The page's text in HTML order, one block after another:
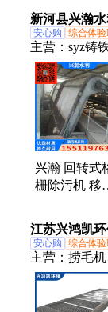
度高 运行稳
可靠
新河县兴瀚
安心购 综合体验
主营： syz铸
栅、机闸一
合闸门、电
门、玻璃钢
兴瀚 回转式
栅除污机 移
道专业
江苏兴鸿凯
安心购 综合体验
主营： 捞毛
梯格栅、内
格栅、高精